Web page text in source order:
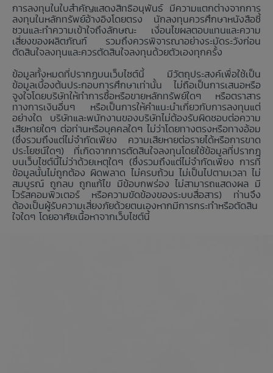
การลงทุนในใบสำคัญแสดงสิทธิอนุพันธ์ มีความแตกต่างจากการ
ลงทุนในหลักทรัพย์อ้างอิงโดยตรง นักลงทุนควรศึกษาหนังสือชี้
ชวนและทำความเข้าใจถึงลักษณะ เงื่อนไขผลตอบแทนและความ
เสี่ยงของผลิตภัณฑ์ รวมถึงควรพิจารณาอย่างระมัดระวังก่อน
ตัดสินใจลงทุนและควรตัดสินใจลงทุนด้วยตัวเองทุกครั้ง
ข้อมูลทั้งหมดที่ปรากฏบนเว็บไซต์นี้ มีวัตถุประสงค์เพื่อใช้เป็น
ข้อมูลเบื้องต้นประกอบการศึกษาเท่านั้น ไม่ถือเป็นการเสนอหรือ
จูงใจโดยบริษัทให้ทำการซื้อหรือขายหลักทรัพย์ใดๆ หรือตราสาร
ทางการเงินอื่นๆ หรือเป็นการให้คำแนะนำเกี่ยวกับการลงทุนแต่
อย่างใด บริษัทและพนักงานของบริษัทไม่ต้องรับผิดชอบต่อความ
เสียหายใดๆ ต่อท่านหรือบุคคลใดๆ ไม่ว่าโดยทางตรงหรือทางอ้อม
(ซึ่งรวมถึงแต่ไม่จำกัดเพียง ความเสียหายต่อรายได้หรือการขาด
ประโยชน์ใดๆ) ที่เกิดจากการตัดสินใจลงทุนโดยใช้ข้อมูลที่ปรากฏ
บนเว็บไซต์นี้ไม่ว่าด้วยเหตุใดๆ (ซึ่งรวมถึงแต่ไม่จำกัดเพียง การที่
ข้อมูลนั้นไม่ถูกต้อง ผิดพลาด ไม่ครบถ้วน ไม่เป็นไปตามเวลา ไม่
สมบูรณ์ ถูกลบ ถูกแก้ไข มีข้อบกพร่อง ไม่สามารถแสดงผล มี
ไวรัสคอมพิวเตอร์ หรือความขัดข้องของระบบสื่อสาร) ท่านจึง
ต้องเป็นผู้รับความเสี่ยงภัยด้วยตนเองหากมีการกระทำหรือตัดสิน
ใจใดๆ โดยอาศัยเนื้อหาจากเว็บไซต์นี้